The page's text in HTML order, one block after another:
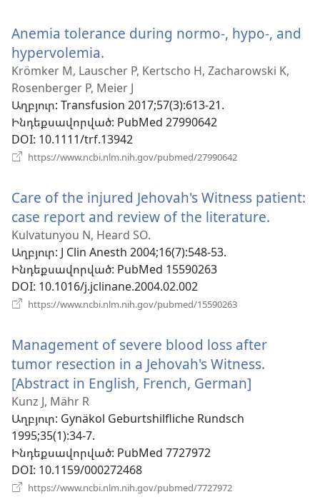
պատուհան)
Anemia tolerance during normo-, hypo-, and
hypervolemia.
է
նոր
պատուհան)
Krömker M, Lauscher P, Kertscho H, Zacharowski K,
Rosenberger P, Meier J
Աղբյուր‎: Transfusion 2017;57(3):613-21.
Ինդեքսավորված‎: PubMed 27990642
DOI‎: 10.1111/trf.13942
https://www.ncbi.nlm.nih.gov/pubmed/27990642
պատուհան)
Care of the injured Jehovah's Witness patient:
case report and review of the literature.
Kulvatunyou N, Heard SO.
Աղբյուր‎: J Clin Anesth 2004;16(7):548-53.
Ինդեքսավորված‎: PubMed 15590263
DOI‎: 10.1016/j.jclinane.2004.02.002
https://www.ncbi.nlm.nih.gov/pubmed/15590263
պատուհան)
Management of severe blood loss after
tumor resection in a Jehovah's Witness.
[Abstract in English, French, German]
Kunz J, Mähr R
Աղբյուր‎: Gynäkol Geburtshilfliche Rundsch
1995;35(1):34-7.
Ինդեքսավորված‎: PubMed 7727972
DOI‎: 10.1159/000272468
https://www.ncbi.nlm.nih.gov/pubmed/7727972